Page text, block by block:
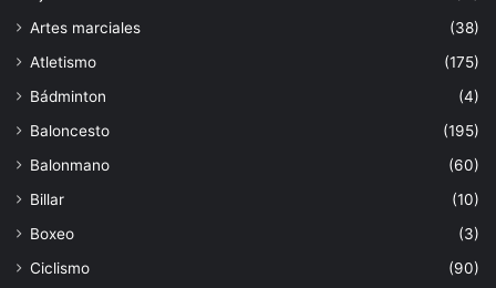
Artes marciales
(38)
Atletismo
(175)
Bádminton
(4)
Baloncesto
(195)
Balonmano
(60)
Billar
(10)
Boxeo
(3)
Ciclismo
(90)